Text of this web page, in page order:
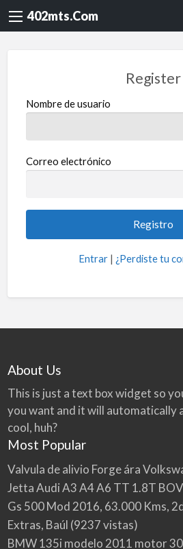
402mts.Com
Register
Nombre de usuario
Correo electrónico
Entrar | ¿Perdiste tu
About Us
This is just a text box widget so
you want and it will automatically
cool, huh?
Most Popular
Valvula de alivio Forge ára
Jetta Audi A3 A4 A6 TT 1.8T BOV
Gs 500 Mod 2016, 63.000 Kms,
Extras, Baúl (9237 vistas)
BMW 135i modelo 2011 motor